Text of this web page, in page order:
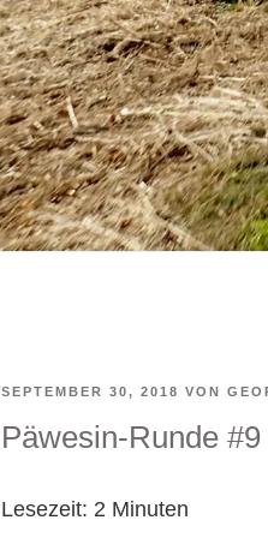
VERÖFFENTLICHT
AM
SEPTEMBER 30, 2018 VON
Päwesin-Runde #9
Lesezeit: 2 Minuten